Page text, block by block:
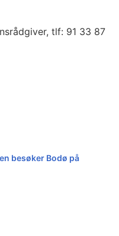
tlf: 91 33 87
besøker Bodø på